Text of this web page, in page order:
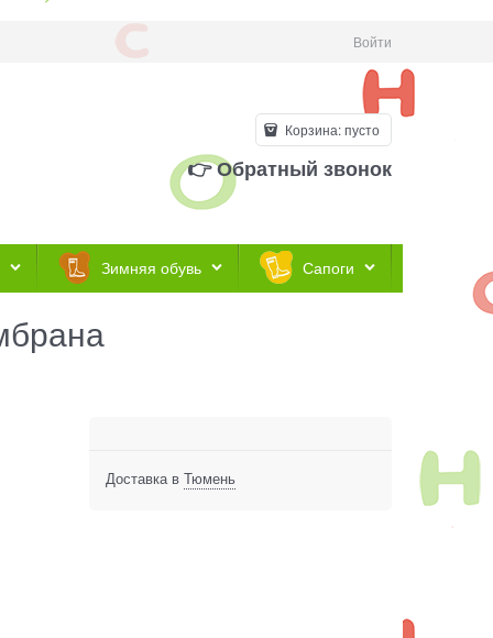
Войти
Корзина:пусто
👉 Обратный звонок
Зимняя обувь Сапоги
Доставка в Тюмень